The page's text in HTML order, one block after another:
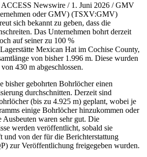
Newswire / 1. Juni 2026 / GMV
oder GMV) (TSXV:GMV)
sich bekannt zu geben, dass die
Das Unternehmen bohrt derzeit
auf seiner zu 100 %
Mexican Hat im Cochise County,
von bisher 1.996 m. Diese wurden
430 m abgeschlossen.
bisher gebohrten Bohrlöcher einen
durchschnitten. Derzeit sind
(bis zu 4.925 m) geplant, wobei je
einige Bohrlöcher hinzukommen oder
waren sehr gut. Die
werden veröffentlicht, sobald sie
und von der für die Berichterstattung
zur Veröffentlichung freigegeben wurden.